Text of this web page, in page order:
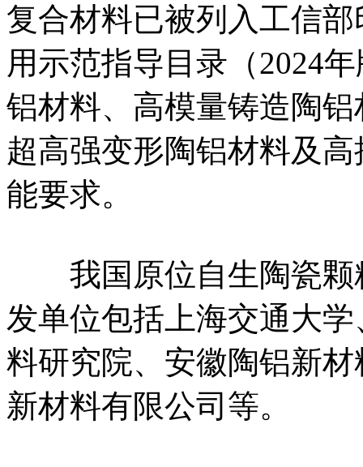
复合材料已被列入工信
用示范指导目录（2024
铝材料、高模量铸造陶
超高强变形陶铝材料及
能要求。
我国原位自生陶瓷颗
发单位包括上海交通大
料研究院、安徽陶铝新
新材料有限公司等。